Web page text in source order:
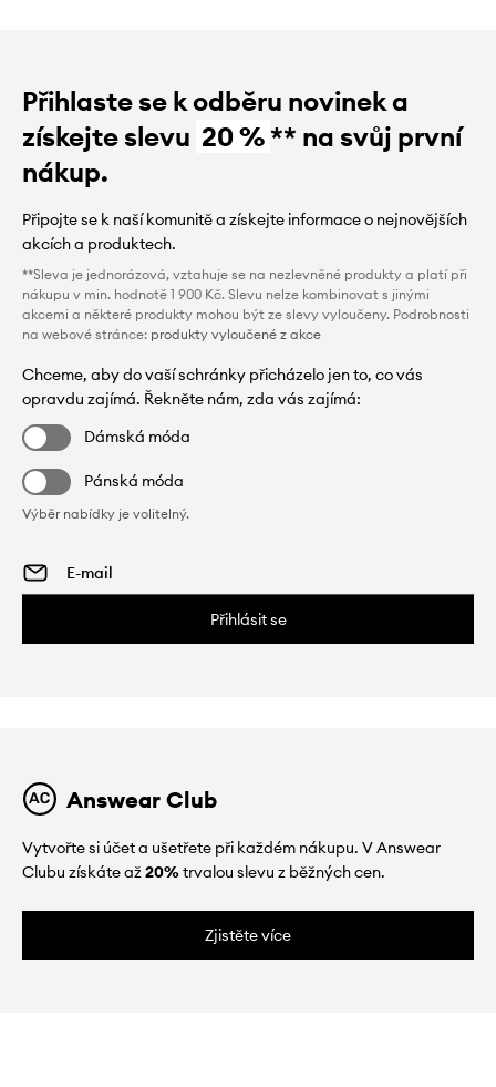
Přihlaste se k odběru novinek a
získejte slevu 20 %** na svůj první
nákup.
Připojte se k naší komunitě a získejte informace o nejnovějších
akcích a produktech.
**Sleva je jednorázová, vztahuje se na nezlevněné produkty a platí při
nákupu v min. hodnotě 1 900 Kč. Slevu nelze kombinovat s jinými
akcemi a některé produkty mohou být ze slevy vyloučeny. Podrobnosti
na webové stránce: produkty vyloučené z akce
Chceme, aby do vaší schránky přicházelo jen to, co vás
opravdu zajímá. Řekněte nám, zda vás zajímá:
Dámská móda
Pánská móda
Výběr nabídky je volitelný.
Přihlásit se
Answear Club
Vytvořte si účet a ušetřete při každém nákupu. V Answear
Clubu získáte až20%trvalou slevu z běžných cen.
Zjistěte více